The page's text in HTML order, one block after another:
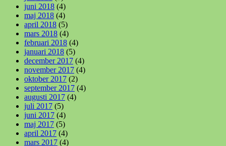
juni 2018 (4)
maj 2018 (4)
april 2018 (5)
mars 2018 (4)
februari 2018 (4)
januari 2018 (5)
december 2017 (4)
november 2017 (4)
oktober 2017 (2)
september 2017 (4)
augusti 2017 (4)
juli 2017 (5)
juni 2017 (4)
maj 2017 (5)
april 2017 (4)
mars 2017 (4)